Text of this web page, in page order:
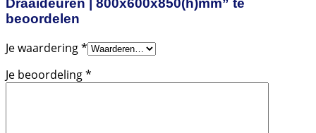
Draaideuren | 800x600x850(h)mm” te
beoordelen
Je waardering*
Je beoordeling*